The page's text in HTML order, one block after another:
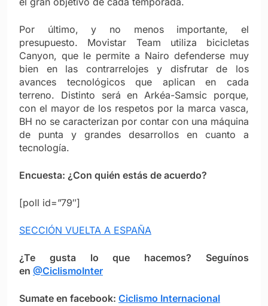
Por último, y no menos importante, el
presupuesto. Movistar Team utiliza bicicletas
Canyon, que le permite a Nairo defenderse muy
bien en las contrarrelojes y disfrutar de los
avances tecnológicos que aplican en cada
terreno. Distinto será en Arkéa-Samsic porque,
con el mayor de los respetos por la marca vasca,
BH no se caracterizan por contar con una máquina
de punta y grandes desarrollos en cuanto a
tecnología.
Encuesta: ¿Con quién estás de acuerdo?
[poll id=”79″]
SECCIÓN VUELTA A ESPAÑA
¿Te gusta lo que hacemos? Seguínos
en @CiclismoInter
Sumate en facebook: Ciclismo Internacional